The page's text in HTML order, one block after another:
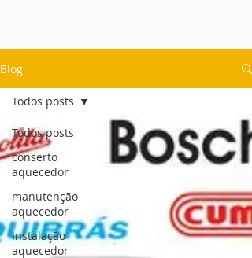
Blog
Todos posts
conserto
aquecedor
manutenção
aquecedor
instalação
aquecedor
Todos posts